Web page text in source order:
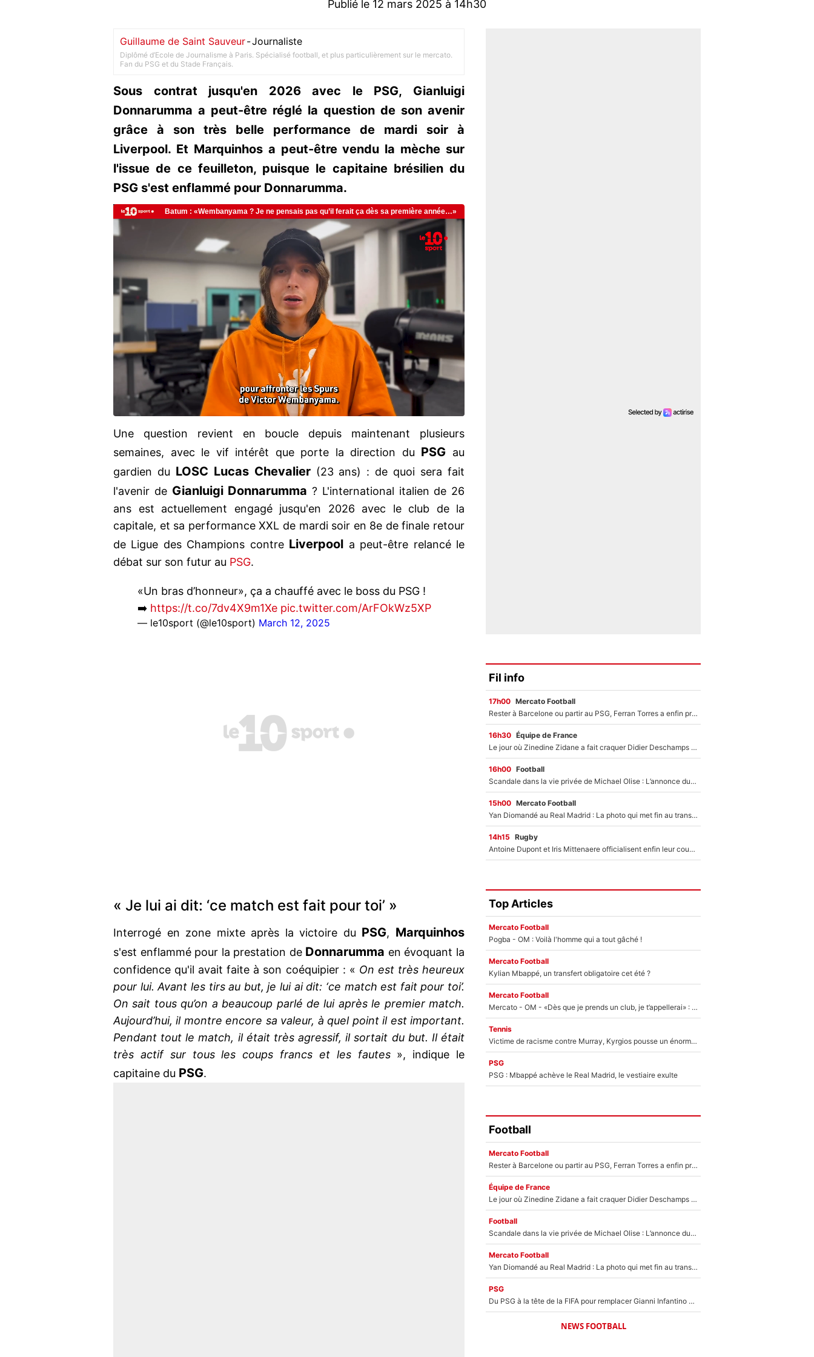
Publié le 12 mars 2025 à 14h30
Guillaume de Saint Sauveur-Journaliste
Diplômé d’Ecole de Journalisme à Paris. Spécialisé football, et plus particulièrement sur le mercato.
Fan du PSG et du Stade Français.
Sous contrat jusqu'en 2026 avec le PSG, Gianluigi
Donnarumma a peut-être réglé la question de son avenir
grâce à son très belle performance de mardi soir à
Liverpool. Et Marquinhos a peut-être vendu la mèche sur
l'issue de ce feuilleton, puisque le capitaine brésilien du
PSG s'est enflammé pour Donnarumma.
Une question revient en boucle depuis maintenant plusieurs
semaines, avec le vif intérêt que porte la direction du PSG au
gardien du LOSC Lucas Chevalier (23 ans) : de quoi sera fait
l'avenir de Gianluigi Donnarumma ? L'international italien de 26
ans est actuellement engagé jusqu'en 2026 avec le club de la
capitale, et sa performance XXL de mardi soir en 8e de finale retour
de Ligue des Champions contre Liverpool a peut-être relancé le
débat sur son futur au PSG.
«Un bras d’honneur», ça a chauffé avec le boss du PSG !
➡️ https://t.co/7dv4X9m1Xe pic.twitter.com/ArFOkWz5XP
— le10sport (@le10sport) March 12, 2025
« Je lui ai dit: ‘ce match est fait pour toi’ »
Interrogé en zone mixte après la victoire du PSG, Marquinhos
s'est enflammé pour la prestation de Donnarumma en évoquant la
confidence qu'il avait faite à son coéquipier : « On est très heureux
pour lui. Avant les tirs au but, je lui ai dit: ‘ce match est fait pour toi’.
On sait tous qu’on a beaucoup parlé de lui après le premier match.
Aujourd’hui, il montre encore sa valeur, à quel point il est important.
Pendant tout le match, il était très agressif, il sortait du but. Il était
très actif sur tous les coups francs et les fautes», indique le
capitaine du PSG.
Fil info
17h00 Mercato Football
Rester à Barcelone ou partir au PSG, Ferran Torres a enfin pris sa décision : La course contre la montre est lancée !
16h30 Équipe de France
Le jour où Zinedine Zidane a fait craquer Didier Deschamps en équipe de France : «Je m’en suis voulu», l’ancien sélectionneur a regretté son geste !
16h00 Football
Scandale dans la vie privée de Michael Olise : L’annonce du Bayern Munich sur son enfant caché
15h00 Mercato Football
Yan Diomandé au Real Madrid : La photo qui met fin au transfert de l’été !
14h15 Rugby
Antoine Dupont et Iris Mittenaere officialisent enfin leur couple : La photo qui enflamme les réseaux sociaux
Top Articles
Mercato Football
Pogba - OM : Voilà l'homme qui a tout gâché !
Mercato Football
Kylian Mbappé, un transfert obligatoire cet été ?
Mercato Football
Mercato - OM - «Dès que je prends un club, je t’appellerai» : La promesse de Marcelino au moment de claquer la porte
Tennis
Victime de racisme contre Murray, Kyrgios pousse un énorme coup de gueule !
PSG
PSG : Mbappé achève le Real Madrid, le vestiaire exulte
Football
Mercato Football
Rester à Barcelone ou partir au PSG, Ferran Torres a enfin pris sa décision : La course contre la montre est lancée !
Équipe de France
Le jour où Zinedine Zidane a fait craquer Didier Deschamps en équipe de France : «Je m’en suis voulu», l’ancien sélectionneur a regretté son geste !
Football
Scandale dans la vie privée de Michael Olise : L’annonce du Bayern Munich sur son enfant caché
Mercato Football
Yan Diomandé au Real Madrid : La photo qui met fin au transfert de l’été !
PSG
Du PSG à la tête de la FIFA pour remplacer Gianni Infantino ? «Il serait un mauvais président», le patron de la Liga s'attaque à Nasser Al-Khelaïfi !
NEWS FOOTBALL